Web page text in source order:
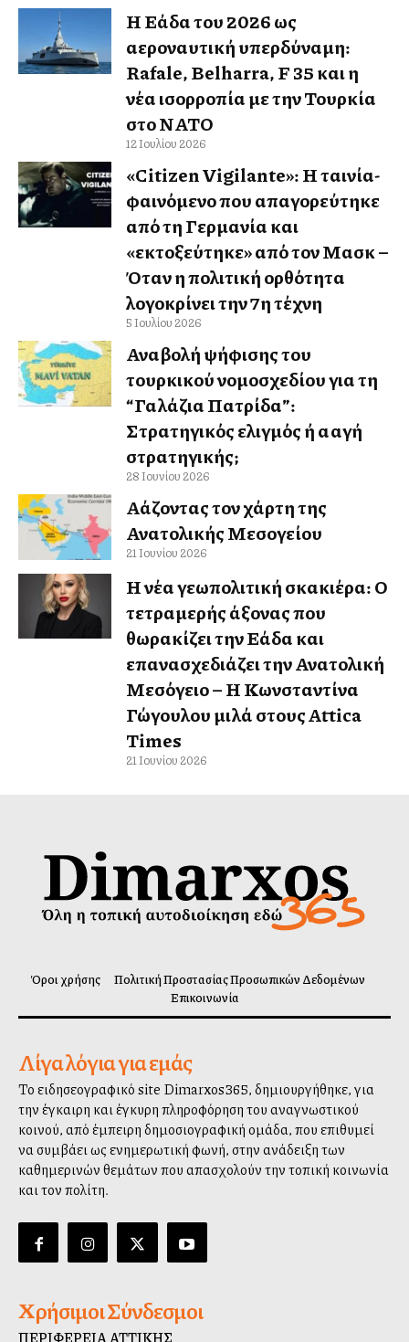
Η Ελλάδα του 2026 ως
αεροναυτική υπερδύναμη:
Rafale, Belharra, F 35 και η
νέα ισορροπία με την Τουρκία
στο ΝΑΤΟ
12 Ιουλίου 2026
«Citizen Vigilante»: Η ταινία-
φαινόμενο που απαγορεύτηκε
από τη Γερμανία και
«εκτοξεύτηκε» από τον Μασκ –
Όταν η πολιτική ορθότητα
λογοκρίνει την 7η τέχνη
5 Ιουλίου 2026
Αναβολή ψήφισης του
τουρκικού νομοσχεδίου για τη
“Γαλάζια Πατρίδα”:
Στρατηγικός ελιγμός ή αλλαγή
στρατηγικής;
28 Ιουνίου 2026
Αλλάζοντας τον χάρτη της
Ανατολικής Μεσογείου
21 Ιουνίου 2026
Η νέα γεωπολιτική σκακιέρα: Ο
τετραμερής άξονας που
θωρακίζει την Ελλάδα και
επανασχεδιάζει την Ανατολική
Μεσόγειο – Η Κωνσταντίνα
Γώγουλου μιλά στους Attica
Times
21 Ιουνίου 2026
Όροι χρήσης
Πολιτική Προστασίας Προσωπικών Δεδομένων
Επικοινωνία
Λίγα λόγια για εμάς
Το ειδησεογραφικό site Dimarxos365, δημιουργήθηκε, για
την έγκαιρη και έγκυρη πληροφόρηση του αναγνωστικού
κοινού, από έμπειρη δημοσιογραφική ομάδα, που επιθυμεί
να συμβάλλει ως ενημερωτική φωνή, στην ανάδειξη των
καθημερινών θεμάτων που απασχολούν την τοπική κοινωνία
και τον πολίτη.
Χρήσιμοι Σύνδεσμοι
ΠΕΡΙΦΕΡΕΙΑ ΑΤΤΙΚΗΣ